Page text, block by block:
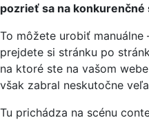
pozrieť sa na konkurenčné
To môžete urobiť
prejdete si stránku po
na ktoré ste na vašom
však zabral neskutočne
Tu prichádza na scénu